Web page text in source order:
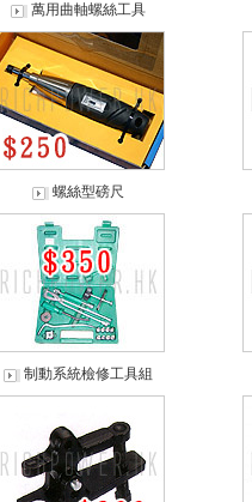
萬用曲軸螺絲工具
螺絲型磅尺
制動系統檢修工具組